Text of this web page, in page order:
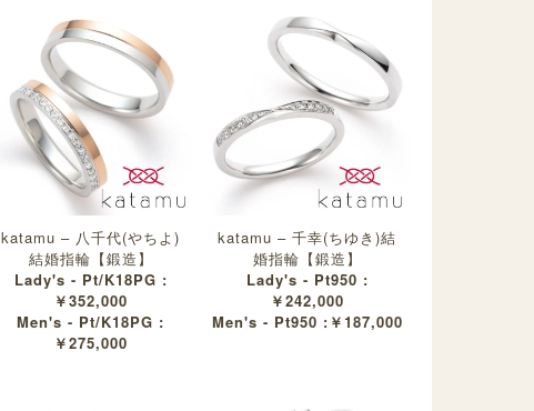
katamu – 八千代(やちよ)
結婚指輪【鍛造】
Lady's - Pt/K18PG :
￥352,000
Men's - Pt/K18PG :
￥275,000
katamu – 千幸(ちゆき)結
婚指輪【鍛造】
Lady's - Pt950 :
￥242,000
Men's - Pt950 :￥187,000